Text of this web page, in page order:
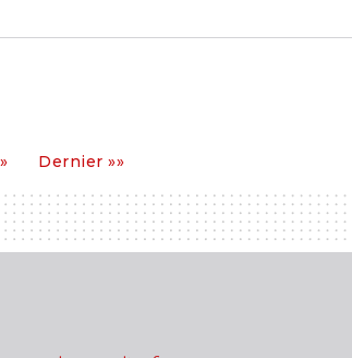
Dernier
Dernier »»